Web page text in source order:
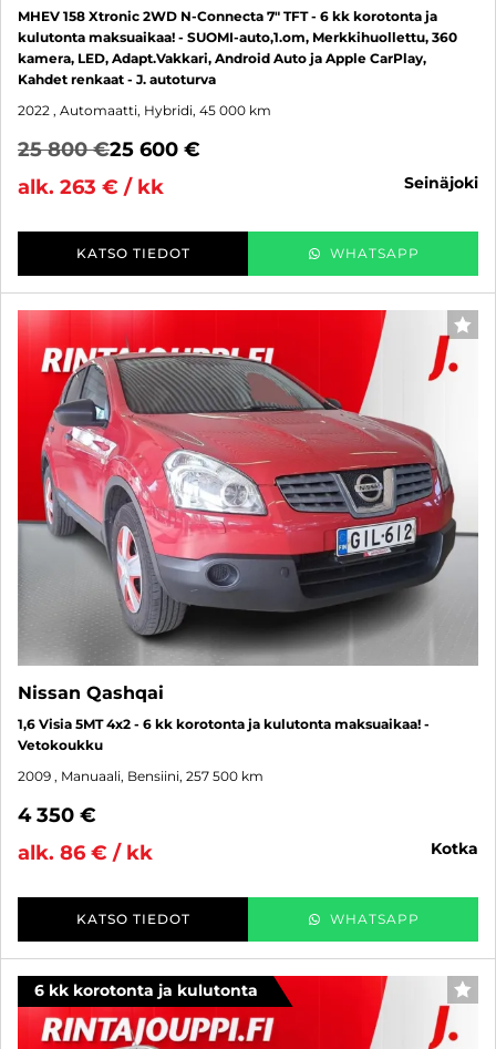
MHEV 158 Xtronic 2WD N-Connecta 7" TFT - 6 kk korotonta ja
kulutonta maksuaikaa! - SUOMI-auto,1.om, Merkkihuollettu, 360
kamera, LED, Adapt.Vakkari, Android Auto ja Apple CarPlay,
Kahdet renkaat - J. autoturva
2022 , Automaatti, Hybridi, 45 000 km
25 800 €25 600 €
alk. 263 € / kk
seinäjoki
KATSO TIEDOT WHATSAPP
Nissan Qashqai
1,6 Visia 5MT 4x2 - 6 kk korotonta ja kulutonta maksuaikaa! -
Vetokoukku
2009 , Manuaali, Bensiini, 257 500 km
4 350 €
alk. 86 € / kk
kotka
KATSO TIEDOT WHATSAPP
6 kk korotonta ja kulutonta